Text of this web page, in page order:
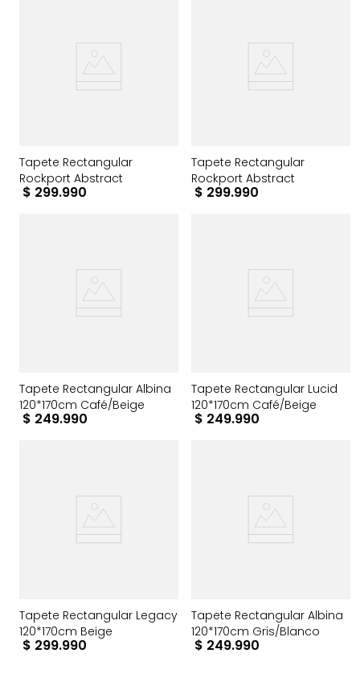
Tapete Rectangular
Rockport Abstract
$ 299.990
Tapete Rectangular
Rockport Abstract
$ 299.990
Tapete Rectangular Albina
120*170cm Café/Beige
$ 249.990
Tapete Rectangular Lucid
120*170cm Café/Beige
$ 249.990
Tapete Rectangular Legacy
120*170cm Beige
$ 299.990
Tapete Rectangular Albina
120*170cm Gris/Blanco
$ 249.990